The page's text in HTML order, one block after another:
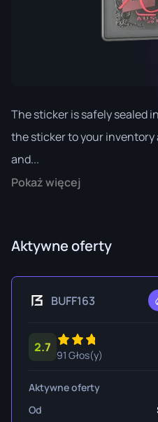
The sticker is safely sealed
the sticker to your inventory
and...
Pokaż więcej
Aktywne oferty
BUFF163
2.7
91 Głos(y)
Aktywne oferty
Od